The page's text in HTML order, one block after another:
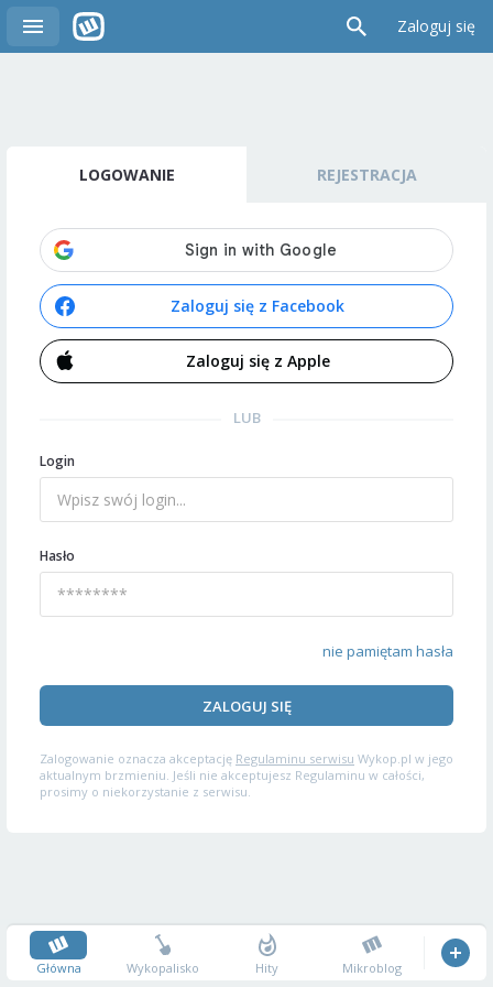
Zaloguj się
LOGOWANIE REJESTRACJA
Zaloguj się z Facebook
Zaloguj się z Apple
LUB
Login
Hasło
nie pamiętam hasła
ZALOGUJ SIĘ
Zalogowanie oznacza akceptację Regulaminu serwisu Wykop.pl w jego
aktualnym brzmieniu. Jeśli nie akceptujesz Regulaminu w całości,
prosimy o niekorzystanie z serwisu.
Główna Wykopalisko Hity Mikroblog